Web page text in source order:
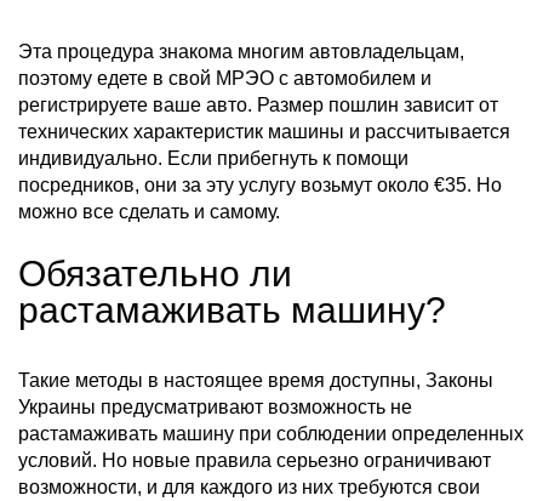
Эта процедура знакома многим автовладельцам,
поэтому едете в свой МРЭО с автомобилем и
регистрируете ваше авто. Размер пошлин зависит от
технических характеристик машины и рассчитывается
индивидуально. Если прибегнуть к помощи
посредников, они за эту услугу возьмут около €35. Но
можно все сделать и самому.
Обязательно ли
растамаживать машину?
Такие методы в настоящее время доступны, Законы
Украины предусматривают возможность не
растамаживать машину при соблюдении определенных
условий. Но новые правила серьезно ограничивают
возможности, и для каждого из них требуются свои